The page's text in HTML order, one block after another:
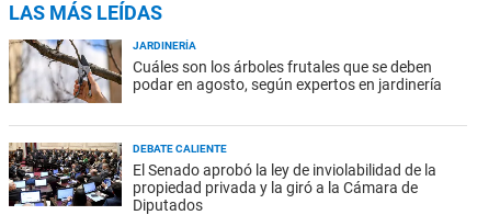
LAS MÁS LEÍDAS
JARDINERÍA
Cuáles son los árboles frutales que se deben
podar en agosto, según expertos en jardinería
DEBATE CALIENTE
El Senado aprobó la ley de inviolabilidad de la
propiedad privada y la giró a la Cámara de
Diputados